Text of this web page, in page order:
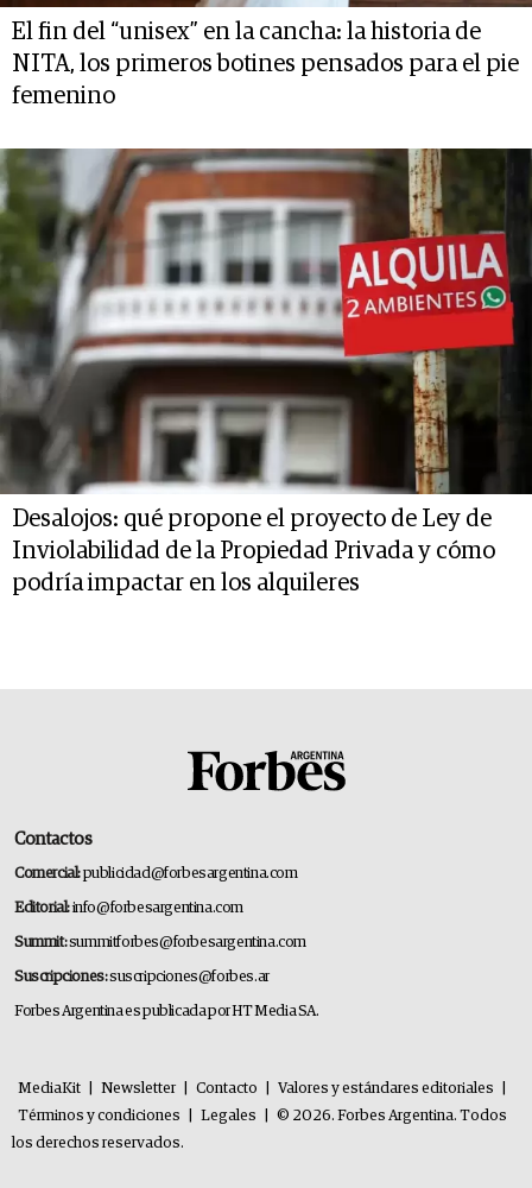
El fin del “unisex” en la cancha: la historia de
NITA, los primeros botines pensados para el pie
femenino
Desalojos: qué propone el proyecto de Ley de
Inviolabilidad de la Propiedad Privada y cómo
podría impactar en los alquileres
Contactos
Comercial:publicidad@forbesargentina.com
Editorial:info@forbesargentina.com
Summit:summitforbes@forbesargentina.com
Suscripciones:suscripciones@forbes.ar
Forbes Argentina es publicada por HT Media SA.
MediaKit Newsletter Contacto Valores y estándares editoriales
Términos y condiciones
Legales
© 2026. Forbes Argentina. Todos
los derechos reservados.